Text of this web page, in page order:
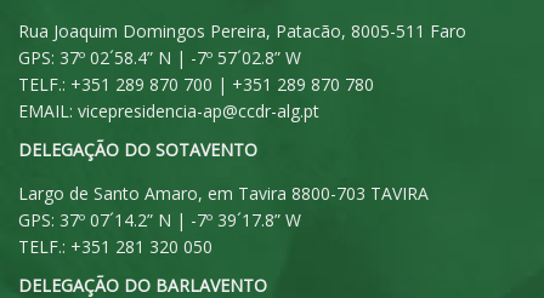
Rua Joaquim Domingos Pereira, Patacão, 8005-511 Faro
GPS: 37º 02´58.4” N | -7º 57´02.8” W
TELF.: +351 289 870 700 | +351 289 870 780
EMAIL: vicepresidencia-ap@ccdr-alg.pt
DELEGAÇÃO DO SOTAVENTO
Largo de Santo Amaro, em Tavira 8800-703 TAVIRA
GPS: 37º 07´14.2” N | -7º 39´17.8” W
TELF.: +351 281 320 050
DELEGAÇÃO DO BARLAVENTO